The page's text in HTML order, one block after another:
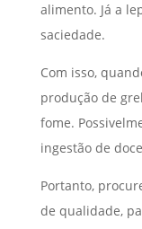
alimento. Já a
saciedade.
Com isso,
produção de
fome.
ingestão de
Portanto,
de qualidade,